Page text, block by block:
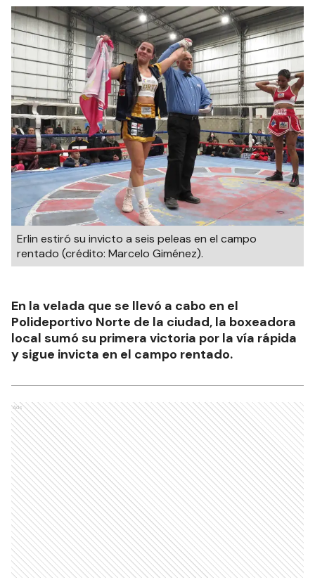
Erlin estiró su invicto a seis peleas en el campo
rentado (crédito: Marcelo Giménez).
En la velada que se llevó a cabo en el
Polideportivo Norte de la ciudad, la boxeadora
local sumó su primera victoria por la vía rápida
y sigue invicta en el campo rentado.
Ads